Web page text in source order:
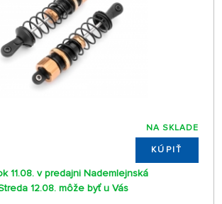
NA SKLADE
KÚPIŤ
11.08. v predajni Nademlejnská
12.08. môže byť u Vás